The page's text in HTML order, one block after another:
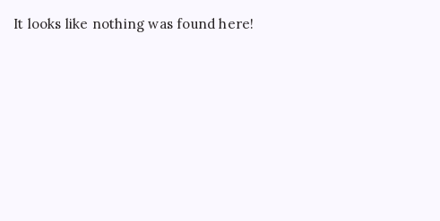
It looks like nothing was found here!